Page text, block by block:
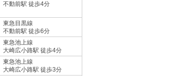
不動前駅 徒歩4分
東急目黒線
不動前駅 徒歩6分
東急池上線
大崎広小路駅 徒歩4分
東急池上線
大崎広小路駅 徒歩3分